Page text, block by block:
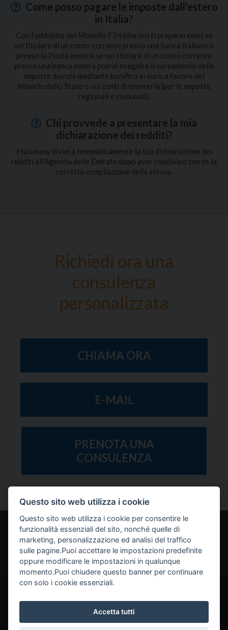
Come posso pagare le imposte dall'estero
in Italia?
Con l'addebito del Modello F24 (che noi ti prepareremo) se
sei titolare di un conto corrente presso una banca italiana o
presso la Posta mentre se sei titolare di un conto corrente
presso una banca estera potrai eseguire il versamento delle
imposte dovute mediante bonifico in euro a favore del
bilancio dello Stato o sui conti di tesoreria (per le imposte
regionali e comunali).
Chi provvede a presentare la mia
dichiarazione dei redditi?
Fiscoeasy invierà telematicamente la tua dichiarazione dei
redditi all'Agenzia delle Entrate dopo aver condiviso con te la
corretta compilazione della stessa.
Richiedi ora una
consulenza
personalizzata
CHIAMA ORA
E-MAIL
PRENOTA UNA
CONSULENZA
Home Servizi Chi siamo
Come funziona
Approfondimenti
Contatti Lavora con noi
Fiscoeasy è un marchio di Studio Cuscito srl STP
Partita IVA: 08385150720 © Copyright 2021
Questo sito web utilizza i cookie
Questo sito web utilizza i cookie per consentire le
funzionalità essenziali del sito, nonché quelle di
marketing, personalizzazione ed analisi del traffico
sulle pagine.Puoi accettare le impostazioni predefinite
oppure modificare le impostazioni in qualunque
momento.Puoi chiudere questo banner per continuare
con solo i cookie essenziali.
Accetta tutti